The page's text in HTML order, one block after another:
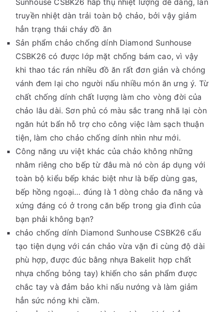
Sunhouse CSBK26 hấp thụ nhiệt lượng dễ dàng, lan
truyền nhiệt dàn trải toàn bộ chảo, bởi vậy giảm
hẳn trạng thái cháy đồ ăn
Sản phẩm chảo chống dính Diamond Sunhouse
CSBK26 có được lớp mặt chống bám cao, vì vậy
khi thao tác rán nhiều đồ ăn rất đơn giản và chóng
vánh đem lại cho người nấu nhiều món ăn ưng ý. Từ
chất chống dính chất lượng làm cho vòng đời của
chảo lâu dài. Sơn phủ có màu sắc trang nhã lại còn
ngăn hút bẩn hỗ trợ cho công việc làm sạch thuận
tiện, làm cho chảo chống dính nhìn như mới.
Công năng ưu việt khác của chảo không những
nhằm riêng cho bếp từ đâu mà nó còn áp dụng với
toàn bộ kiểu bếp khác biệt như là bếp dùng gas,
bếp hồng ngoại… đúng là 1 dòng chảo đa năng và
xứng đáng có ở trong căn bếp trong gia đình của
bạn phải không bạn?
chảo chống dính Diamond Sunhouse CSBK26 cấu
tạo tiện dụng với cán chảo vừa vặn đi cùng độ dài
phù hợp, được đúc bằng nhựa Bakelit hợp chất
nhựa chống bỏng tay) khiến cho sản phẩm được
chắc tay và đảm bảo khi nấu nướng và làm giảm
hẳn sức nóng khi cầm.